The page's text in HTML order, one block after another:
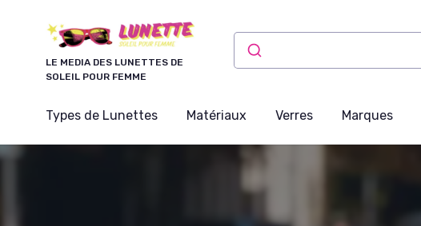
LE MEDIA DES LUNETTES DE
SOLEIL POUR FEMME
Types de Lunettes Matériaux Verres Marques